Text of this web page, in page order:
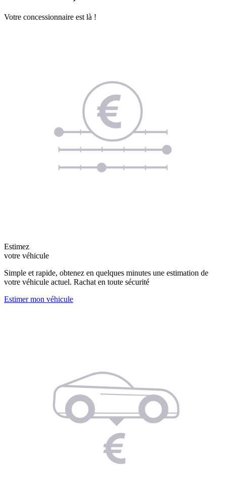
Votre concessionnaire est là !
Estimez
votre véhicule
Simple et rapide, obtenez en quelques minutes une estimation de
votre véhicule actuel. Rachat en toute sécurité
Estimer mon véhicule